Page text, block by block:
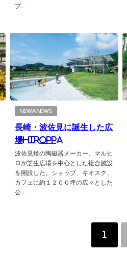
プ...
NIWA NEWS
長崎・波佐見に誕生した広
場HIROPPA
波佐見焼の陶磁器メーカー、マルヒ
ロが芝生広場を中心とした複合施設
を開設した。ショップ、キオスク、
カフェに約１２００坪の広々とした
公...
1